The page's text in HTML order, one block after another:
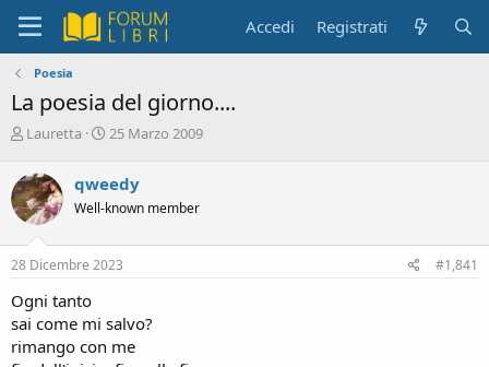
Accedi Registrati
Poesia
La poesia del giorno....
C
e
a
t
o
r
e
i
s
c
Lauretta
D
a
d
i
n
i
o
25 Marzo 2009
qweedy
Well-known member
28 Dicembre 2023 #1,841
Ogni tanto
sai come mi salvo?
rimango con me